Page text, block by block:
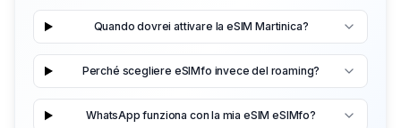
Quando dovrei attivare la eSIM Martinica?
Perché scegliere eSIMfo invece del roaming?
WhatsApp funziona con la mia eSIM eSIMfo?